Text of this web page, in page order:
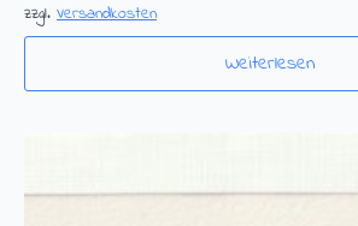
zzgl. Versandkosten
Weiterlesen